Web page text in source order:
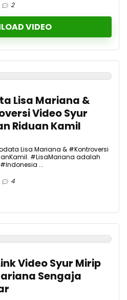
2
VIDEO
Lisa Mariana &
Video Syur
Riduan Kamil
Lisa Mariana & #Kontroversi
#LisaMariana adalah
...
4
Video Syur Mirip
Sengaja